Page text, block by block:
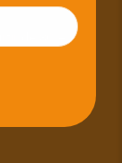
de 80.–